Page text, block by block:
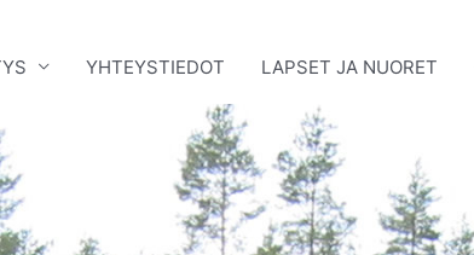
YHTEYSTIEDOT LAPSET JA NUORET